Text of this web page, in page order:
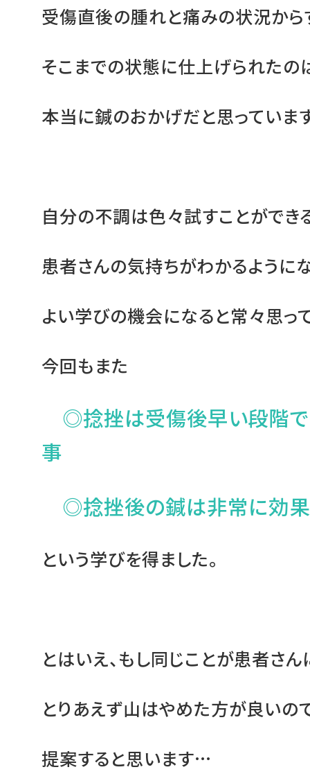
受傷直後の腫れと痛みの状況から
そこまでの状態に仕上げられたの
本当に鍼のおかげだと思っていま
自分の不調は色々試すことができ
患者さんの気持ちがわかるように
よい学びの機会になると常々思っ
今回もまた
◎捻挫は受傷後早い段階で
事
◎捻挫後の鍼は非常に効
という学びを得ました。
とはいえ、もし同じことが患者さ
とりあえず山はやめた方が良いの
提案すると思います…